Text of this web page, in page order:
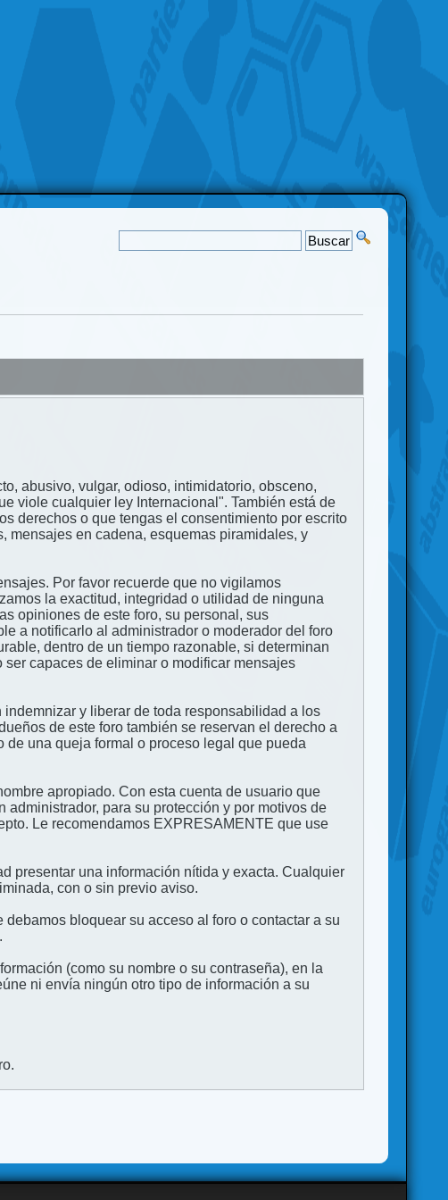
abusivo, vulgar, odioso, intimidatorio, obsceno,
viole cualquier ley Internacional". También está de
derechos o que tengas el consentimiento por escrito
mensajes en cadena, esquemas piramidales, y
Por favor recuerde que no vigilamos
la exactitud, integridad o utilidad de ninguna
opiniones de este foro, su personal, sus
a notificarlo al administrador o moderador del foro
dentro de un tiempo razonable, si determinan
capaces de eliminar o modificar mensajes
y liberar de toda responsabilidad a los
de este foro también se reservan el derecho a
una queja formal o proceso legal que pueda
apropiado. Con esta cuenta de usuario que
administrador, para su protección y por motivos de
Le recomendamos EXPRESAMENTE que use
presentar una información nítida y exacta. Cualquier
con o sin previo aviso.
bloquear su acceso al foro o contactar a su
(como su nombre o su contraseña), en la
ni envía ningún otro tipo de información a su